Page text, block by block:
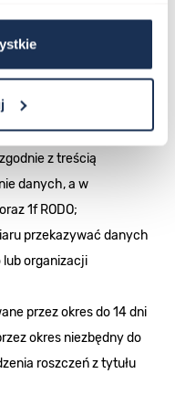
w ramach Konkursu
przez Uczestnika
z treścią
danych, a w
1f RODO;
przekazywać danych
organizacji
przez okres do 14 dni
okres niezbędny do
roszczeń z tytułu